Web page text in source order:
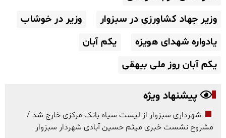
وزیر جهاد کشاورزی در سبزوار
وزیر در خوشاب
یادواره شهدای هویزه
یکم آبان
یکم آبان روز ملی بیهقی
پیشنهاد ویژه
شهرداری سبزوار از لیست سیاه بانک مرکزی خارج شد /
مشروح نشست خبری میثم حسین آبادی شهردار سبزوار